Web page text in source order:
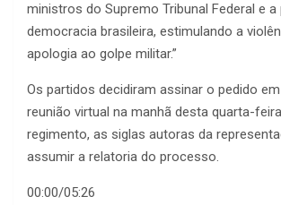
ministros do Supremo Tribunal Federal e a
democracia brasileira, estimulando a
apologia ao golpe militar.”
Os partidos decidiram assinar o pedido
reunião virtual na manhã desta quarta-
regimento, as siglas autoras da
assumir a relatoria do processo.
00:00/05:26